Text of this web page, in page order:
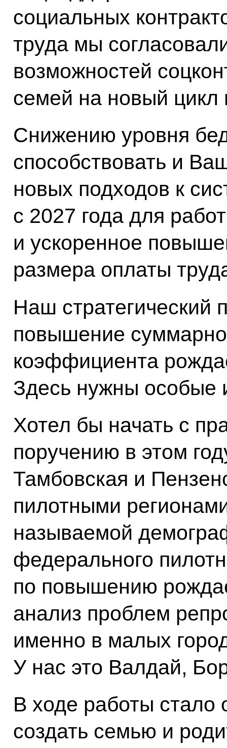
социальных
труда мы
возможностей
семей на новый цикл
Снижению уровня
способствовать и
новых подходов к
с 2027 года для
и ускоренное
размера оплаты
Наш стратегический
повышение
коэффициента
Здесь нужны особые
Хотел бы начать с
поручению в этом
Тамбовская и
пилотными
называемой
федерального
по повышению
анализ проблем
именно в малых
У нас это Валдай,
В ходе работы стало
создать семью и